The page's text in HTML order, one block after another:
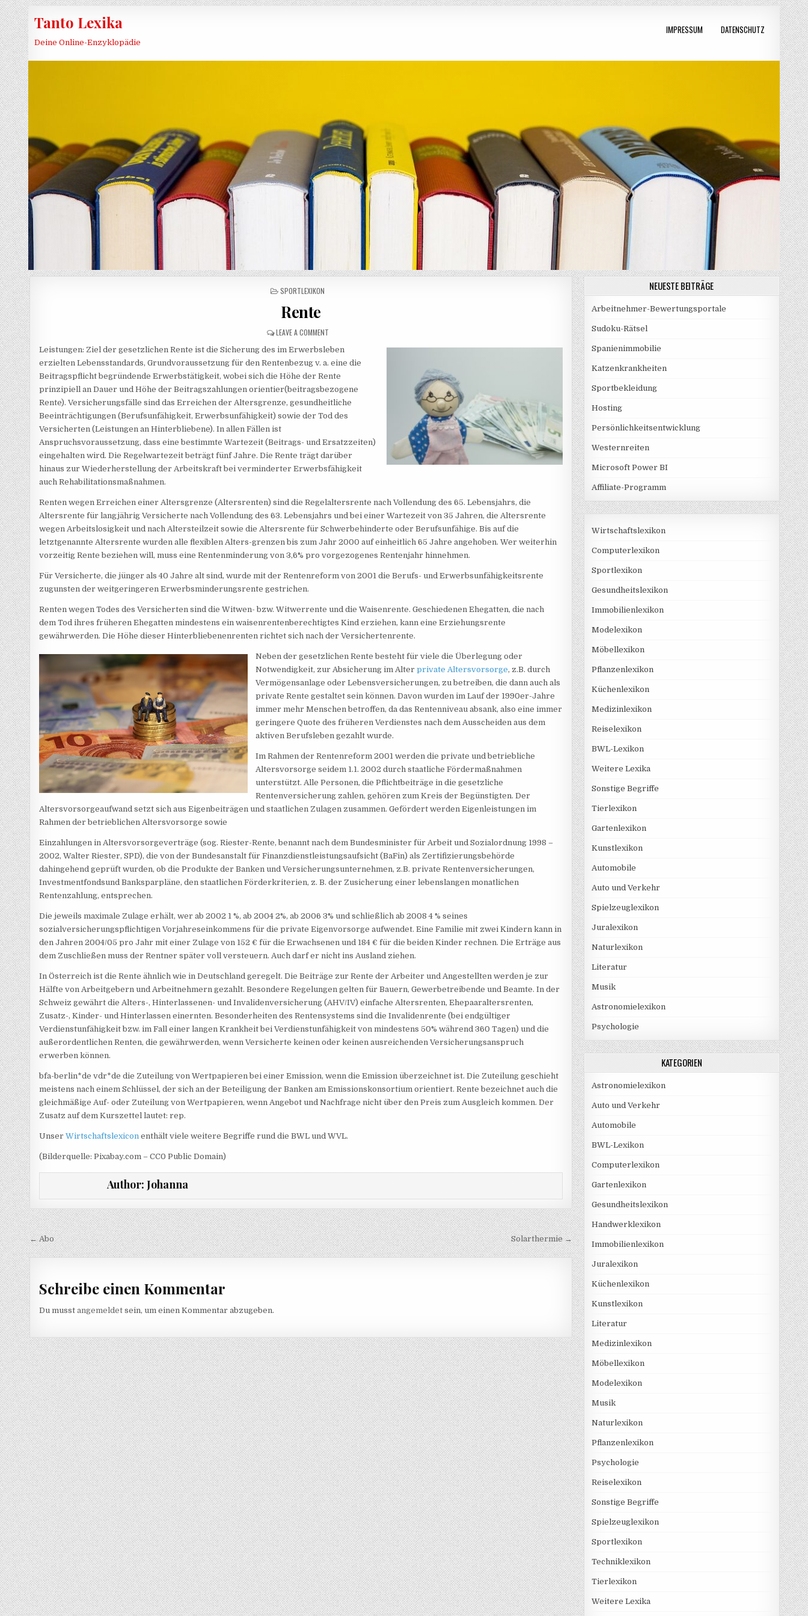
Skip to content
Tanto Lexika
Deine Online-Enzyklopädie
IMPRESSUM DATENSCHUTZ
POSTED IN
SPORTLEXIKON
Rente
LEAVE A COMMENTON RENTE
Leistungen: Ziel der gesetzlichen Rente ist die Sicherung des im Erwerbsleben
erzielten Lebensstandards, Grundvoraussetzung für den Rentenbezug v. a. eine die
Beitragspflicht begründende Erwerbstätigkeit, wobei sich die Höhe der Rente
prinzipiell an Dauer und Höhe der Beitragszahlungen orientier(beitragsbezogene
Rente). Versicherungsfälle sind das Erreichen der Altersgrenze, gesundheitliche
Beeinträchtigungen (Berufsunfähigkeit, Erwerbsunfähigkeit) sowie der Tod des
Versicherten (Leistungen an Hinterbliebene). In allen Fällen ist
Anspruchsvoraussetzung, dass eine bestimmte Wartezeit (Beitrags- und Ersatzzeiten)
eingehalten wird. Die Regelwartezeit beträgt fünf Jahre. Die Rente trägt darüber
hinaus zur Wiederherstellung der Arbeitskraft bei verminderter Erwerbsfähigkeit
auch Rehabilitationsmaßnahmen.
Renten wegen Erreichen einer Altersgrenze (Altersrenten) sind die Regelaltersrente nach Vollendung des 65. Lebensjahrs, die
Altersrente für langjährig Versicherte nach Vollendung des 63. Lebensjahrs und bei einer Wartezeit von 35 Jahren, die Altersrente
wegen Arbeitslosigkeit und nach Altersteilzeit sowie die Altersrente für Schwerbehinderte oder Berufsunfähige. Bis auf die
letztgenannte Altersrente wurden alle flexiblen Alters-grenzen bis zum Jahr 2000 auf einheitlich 65 Jahre angehoben. Wer weiterhin
vorzeitig Rente beziehen will, muss eine Rentenminderung von 3,6% pro vorgezogenes Rentenjahr hinnehmen.
Für Versicherte, die jünger als 40 Jahre alt sind, wurde mit der Rentenreform von 2001 die Berufs- und Erwerbsunfähigkeitsrente
zugunsten der weitgeringeren Erwerbsminderungsrente gestrichen.
Renten wegen Todes des Versicherten sind die Witwen- bzw. Witwerrente und die Waisenrente. Geschiedenen Ehegatten, die nach
dem Tod ihres früheren Ehegatten mindestens ein waisenrentenberechtigtes Kind erziehen, kann eine Erziehungsrente
gewährwerden. Die Höhe dieser Hinterbliebenenrenten richtet sich nach der Versichertenrente.
Neben der gesetzlichen Rente besteht für viele die Überlegung oder
Notwendigkeit, zur Absicherung im Alterprivate Altersvorsorge, z.B. durch
Vermögensanlage oder Lebensversicherungen, zu betreiben, die dann auch als
private Rente gestaltet sein können. Davon wurden im Lauf der 1990er-Jahre
immer mehr Menschen betroffen, da das Rentenniveau absank, also eine immer
geringere Quote des früheren Verdienstes nach dem Ausscheiden aus dem
aktiven Berufsleben gezahlt wurde.
Im Rahmen der Rentenreform 2001 werden die private und betriebliche
Altersvorsorge seidem 1.1. 2002 durch staatliche Fördermaßnahmen
unterstützt. Alle Personen, die Pflichtbeiträge in die gesetzliche
Rentenversicherung zahlen, gehören zum Kreis der Begünstigten. Der
Altersvorsorgeaufwand setzt sich aus Eigenbeiträgen und staatlichen Zulagen zusammen. Gefördert werden Eigenleistungen im
Rahmen der betrieblichen Altersvorsorge sowie
Einzahlungen in Altersvorsorgeverträge (sog. Riester-Rente, benannt nach dem Bundesminister für Arbeit und Sozialordnung 1998 –
2002, Walter Riester, SPD), die von der Bundesanstalt für Finanzdienstleistungsaufsicht (BaFin) als Zertifizierungsbehörde
dahingehend geprüft wurden, ob die Produkte der Banken und Versicherungsunternehmen, z.B. private Rentenversicherungen,
Investmentfondsund Banksparpläne, den staatlichen Förderkriterien, z. B. der Zusicherung einer lebenslangen monatlichen
Rentenzahlung, entsprechen.
Die jeweils maximale Zulage erhält, wer ab 2002 1 %, ab 2004 2%, ab 2006 3% und schließlich ab 2008 4 % seines
sozialversicherungspflichtigen Vorjahreseinkommens für die private Eigenvorsorge aufwendet. Eine Familie mit zwei Kindern kann in
den Jahren 2004/05 pro Jahr mit einer Zulage von 152 € für die Erwachsenen und 184 € für die beiden Kinder rechnen. Die Erträge aus
dem Zuschließen muss der Rentner später voll versteuern. Auch darf er nicht ins Ausland ziehen.
In Österreich ist die Rente ähnlich wie in Deutschland geregelt. Die Beiträge zur Rente der Arbeiter und Angestellten werden je zur
Hälfte von Arbeitgebern und Arbeitnehmern gezahlt. Besondere Regelungen gelten für Bauern, Gewerbetreibende und Beamte. In der
Schweiz gewährt die Alters-, Hinterlassenen- und Invalidenversicherung (AHV/IV) einfache Altersrenten, Ehepaaraltersrenten,
Zusatz-, Kinder- und Hinterlassen einernten. Besonderheiten des Rentensystems sind die Invalidenrente (bei endgültiger
Verdienstunfähigkeit bzw. im Fall einer langen Krankheit bei Verdienstunfähigkeit von mindestens 50% während 360 Tagen) und die
außerordentlichen Renten, die gewährwerden, wenn Versicherte keinen oder keinen ausreichenden Versicherungsanspruch
erwerben können.
bfa-berlin*de vdr*de die Zuteilung von Wertpapieren bei einer Emission, wenn die Emission überzeichnet ist. Die Zuteilung geschieht
meistens nach einem Schlüssel, der sich an der Beteiligung der Banken am Emissionskonsortium orientiert. Rente bezeichnet auch die
gleichmäßige Auf- oder Zuteilung von Wertpapieren, wenn Angebot und Nachfrage nicht über den Preis zum Ausgleich kommen. Der
Zusatz auf dem Kurszettel lautet: rep.
UnserWirtschaftslexicon enthält viele weitere Begriffe rund die BWL und WVL.
(Bilderquelle: Pixabay.com – CC0 Public Domain)
Author: Johanna
Beitragsnavigation
← Abo Solarthermie →
Schreibe einen Kommentar
Du musstangemeldet sein, um einen Kommentar abzugeben.
NEUESTE BEITRÄGE
Arbeitnehmer-Bewertungsportale
Sudoku-Rätsel
Spanienimmobilie
Katzenkrankheiten
Sportbekleidung
Hosting
Persönlichkeitsentwicklung
Westernreiten
Microsoft Power BI
Affiliate-Programm
Wirtschaftslexikon
Computerlexikon
Sportlexikon
Gesundheitslexikon
Immobilienlexikon
Modelexikon
Möbellexikon
Pflanzenlexikon
Küchenlexikon
Medizinlexikon
Reiselexikon
BWL-Lexikon
Weitere Lexika
Sonstige Begriffe
Tierlexikon
Gartenlexikon
Kunstlexikon
Automobile
Auto und Verkehr
Spielzeuglexikon
Juralexikon
Naturlexikon
Literatur
Musik
Astronomielexikon
Psychologie
KATEGORIEN
Astronomielexikon
Auto und Verkehr
Automobile
BWL-Lexikon
Computerlexikon
Gartenlexikon
Gesundheitslexikon
Handwerklexikon
Immobilienlexikon
Juralexikon
Küchenlexikon
Kunstlexikon
Literatur
Medizinlexikon
Möbellexikon
Modelexikon
Musik
Naturlexikon
Pflanzenlexikon
Psychologie
Reiselexikon
Sonstige Begriffe
Spielzeuglexikon
Sportlexikon
Techniklexikon
Tierlexikon
Weitere Lexika